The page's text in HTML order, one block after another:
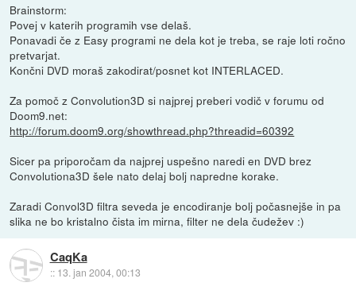
Brainstorm:
Povej v katerih programih vse delaš.
Ponavadi če z Easy programi ne dela kot je treba, se raje loti ročno
pretvarjat.
Končni DVD moraš zakodirat/posnet kot INTERLACED.
Za pomoč z Convolution3D si najprej preberi vodič v forumu od
Doom9.net:
http://forum.doom9.org/showthread.php?threadid=60392
Sicer pa priporočam da najprej uspešno naredi en DVD brez
Convolutiona3D šele nato delaj bolj napredne korake.
Zaradi Convol3D filtra seveda je encodiranje bolj počasnejše in pa
slika ne bo kristalno čista im mirna, filter ne dela čudežev :)
CaqKa
:: 13. jan 2004, 00:13